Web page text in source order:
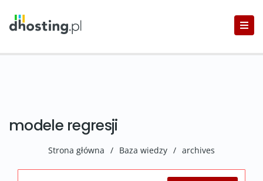
modele regresji
Strona główna / Baza wiedzy / archives